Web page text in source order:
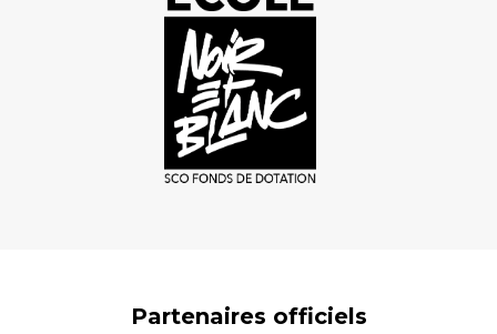
Partenaires officiels